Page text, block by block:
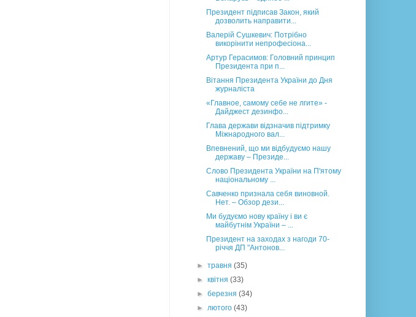
Президент підписав Закон, який
дозволить направити...
Валерій Сушкевич: Потрібно
викорінити непрофесіона...
Артур Герасимов: Головний принцип
Президента при п...
Вітання Президента України до Дня
журналіста
«Главное, самому себе не лгите» -
Дайджест дезинфо...
Глава держави відзначив підтримку
Міжнародного вал...
Впевнений, що ми відбудуємо нашу
державу – Президе...
Слово Президента України на П'ятому
національному ...
Савченко признала себя виновной.
Нет. – Обзор дези...
Ми будуємо нову країну і ви є
майбутнім України – ...
Президент на заходах з нагоди 70-
річчя ДП "Антонов...
►травня(35)
►квітня(33)
►березня(34)
►лютого(43)